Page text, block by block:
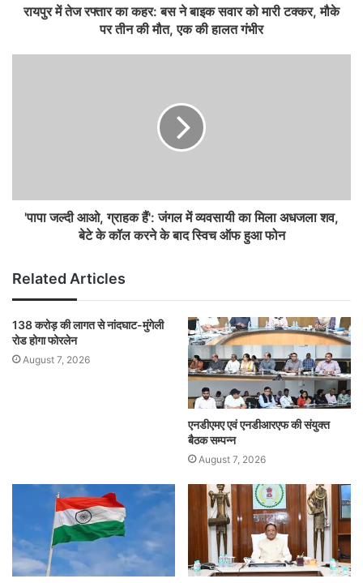
रायपुर में तेज रफ्तार का कहर: बस ने बाइक सवार को मारी टक्कर, मौके
पर तीन की मौत, एक की हालत गंभीर
'पापा जल्दी आओ, ग्राहक हैं': जंगल में व्यवसायी का मिला अधजला शव,
बेटे के कॉल करने के बाद स्विच ऑफ हुआ फोन
Related Articles
138 करोड़ की लागत से नांदघाट-मुंगेली
रोड होगा फोरलेन
August 7, 2026
एनडीएमए एवं एनडीआरएफ की संयुक्त
बैठक सम्पन्न
August 7, 2026